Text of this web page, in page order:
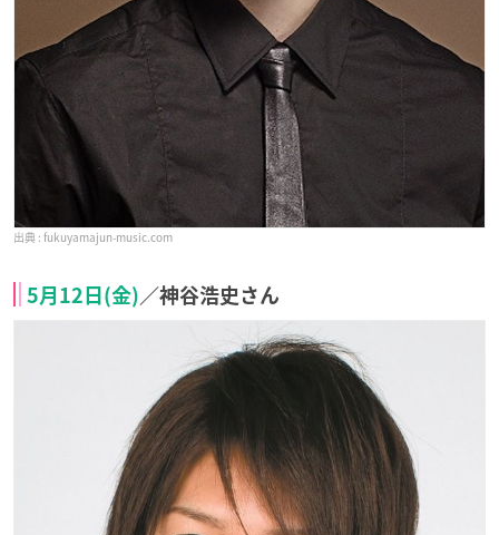
fukuyamajun-music.com
5月12日(金) ／神谷浩史さん